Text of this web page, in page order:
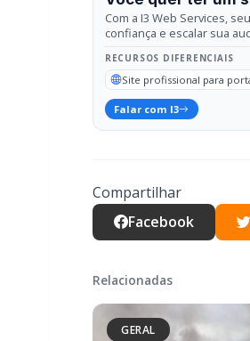
Compartilhar
Facebook
Relacionadas
GERAL